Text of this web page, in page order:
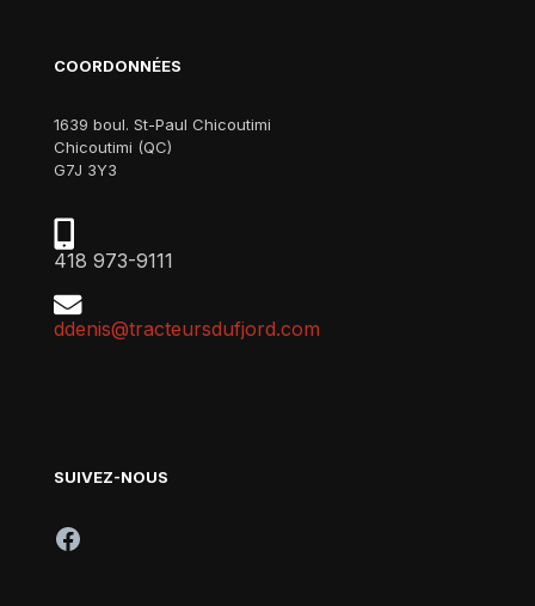
COORDONNÉES
1639 boul. St-Paul Chicoutimi
Chicoutimi (QC)
G7J 3Y3
418 973-9111
ddenis@tracteursdufjord.com
SUIVEZ-NOUS
Facebook